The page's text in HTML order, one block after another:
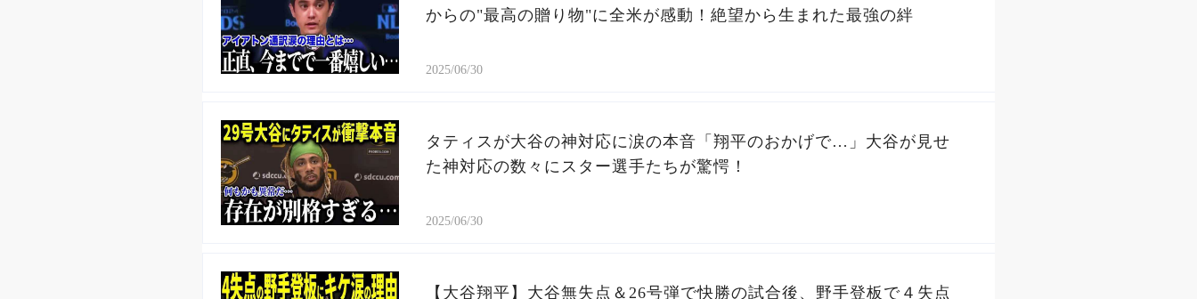
からの"最高の贈り物"に全米が感動！絶望から生まれた最強の絆
2025/06/30
タティスが大谷の神対応に涙の本音「翔平のおかげで…」大谷が見せ
た神対応の数々にスター選手たちが驚愕！
2025/06/30
【大谷翔平】大谷無失点＆26号弾で快勝の試合後、野手登板で４失点